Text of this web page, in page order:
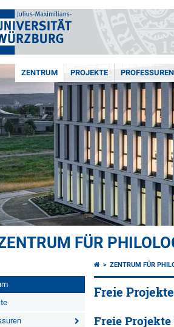
ZENTRUM PROJEKTE PROFESSUREN
FÜR
ZENTRUM FÜR
Freie
Freie